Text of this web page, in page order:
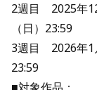
2週目 2025年
（日）23:59
3週目 2026年1
23:59